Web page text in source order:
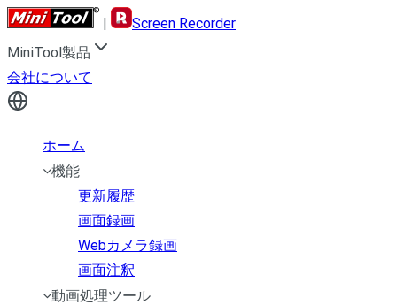
|
Screen Recorder
MiniTool製品
会社について
ホーム
機能
更新履歴
画面録画
Webカメラ録画
画面注釈
動画処理ツール